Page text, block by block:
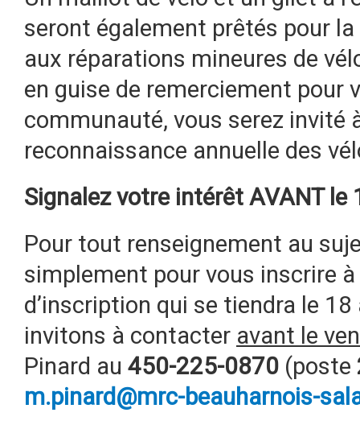
seront également prêtés pour
aux réparations mineures de
en guise de remerciement pour
communauté, vous serez invité
reconnaissance annuelle des
Signalez votre intérêt AVANT le
Pour tout renseignement au
simplement pour vous inscrire
d’inscription qui se tiendra le
invitons à contacter avant le
Pinard au 450-225-0870 (poste
m.pinard@mrc-beauharnois-